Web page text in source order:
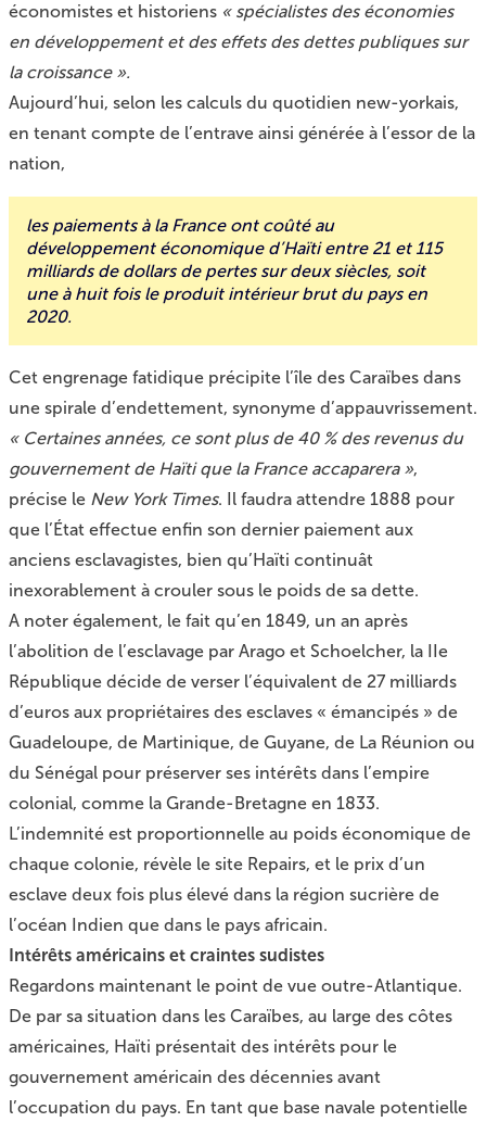
économistes et historiens « spécialistes des économies
en développement et des effets des dettes publiques sur
la croissance ».
Aujourd’hui, selon les calculs du quotidien new-yorkais,
en tenant compte de l’entrave ainsi générée à l’essor de la
nation,
les paiements à la France ont coûté au
développement économique d’Haïti entre 21 et 115
milliards de dollars de pertes sur deux siècles, soit
une à huit fois le produit intérieur brut du pays en
2020.
Cet engrenage fatidique précipite l’île des Caraïbes dans
une spirale d’endettement, synonyme d’appauvrissement.
« Certaines années, ce sont plus de 40 % des revenus du
gouvernement de Haïti que la France accaparera »,
précise le New York Times. Il faudra attendre 1888 pour
que l’État effectue enfin son dernier paiement aux
anciens esclavagistes, bien qu’Haïti continuât
inexorablement à crouler sous le poids de sa dette.
A noter également, le fait qu’en 1849, un an après
l’abolition de l’esclavage par Arago et Schoelcher, la IIe
République décide de verser l’équivalent de 27 milliards
d’euros aux propriétaires des esclaves « émancipés » de
Guadeloupe, de Martinique, de Guyane, de La Réunion ou
du Sénégal pour préserver ses intérêts dans l’empire
colonial, comme la Grande-Bretagne en 1833.
L’indemnité est proportionnelle au poids économique de
chaque colonie, révèle le site Repairs, et le prix d’un
esclave deux fois plus élevé dans la région sucrière de
l’océan Indien que dans le pays africain.
Intérêts américains et craintes sudistes
Regardons maintenant le point de vue outre-Atlantique.
De par sa situation dans les Caraïbes, au large des côtes
américaines, Haïti présentait des intérêts pour le
gouvernement américain des décennies avant
l’occupation du pays. En tant que base navale potentielle